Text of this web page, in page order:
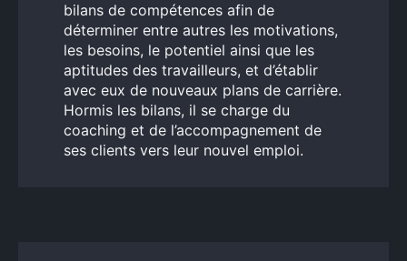
bilans de compétences afin de
déterminer entre autres les motivations,
les besoins, le potentiel ainsi que les
aptitudes des travailleurs, et d’établir
avec eux de nouveaux plans de carrière.
Hormis les bilans, il se charge du
coaching et de l’accompagnement de
ses clients vers leur nouvel emploi.